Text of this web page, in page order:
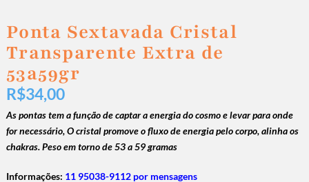
Ponta Sextavada Cristal
Transparente Extra de
53a59gr
R$34,00
As pontas tem a função de captar a energia do cosmo e levar para onde
for necessário, O cristal promove o fluxo de energia pelo corpo, alinha os
chakras. Peso em torno de 53 a 59 gramas
Informações: 11 95038-9112 por mensagens